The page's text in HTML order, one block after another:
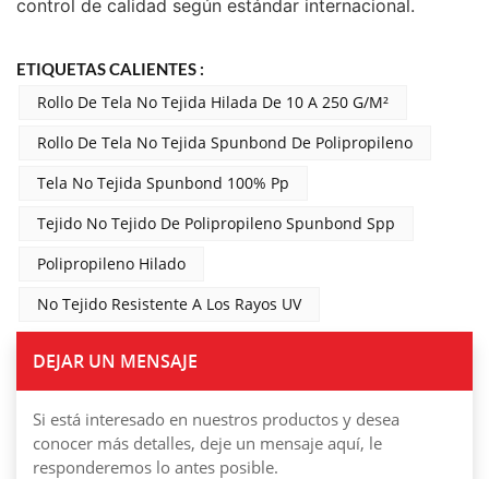
control de calidad según estándar internacional.
ETIQUETAS CALIENTES :
Rollo De Tela No Tejida Hilada De 10 A 250 G/m²
Rollo De Tela No Tejida Spunbond De Polipropileno
Tela No Tejida Spunbond 100% Pp
Tejido No Tejido De Polipropileno Spunbond Spp
Polipropileno Hilado
No Tejido Resistente A Los Rayos UV
DEJAR UN MENSAJE
Si está interesado en nuestros productos y desea
conocer más detalles, deje un mensaje aquí, le
responderemos lo antes posible.